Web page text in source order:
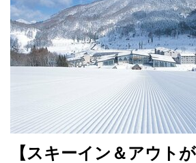
【スキーイン＆アウト